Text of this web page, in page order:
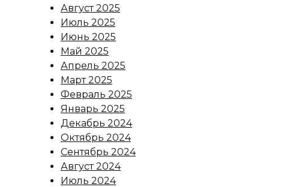
Август 2025
Июль 2025
Июнь 2025
Май 2025
Апрель 2025
Март 2025
Февраль 2025
Январь 2025
Декабрь 2024
Октябрь 2024
Сентябрь 2024
Август 2024
Июль 2024